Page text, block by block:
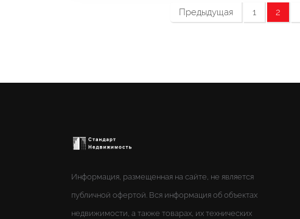
Предыдущая 1 2
Информация, размещенная на сайте, не является
публичной офертой. Вся информация об объектах
недвижимости, а также товарах, их технических